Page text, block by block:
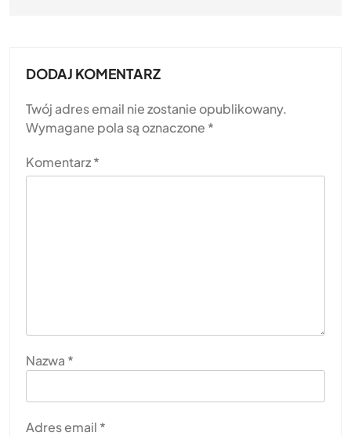
DODAJ KOMENTARZ
Twój adres email nie zostanie opublikowany.
Wymagane pola są oznaczone *
Komentarz*
Nazwa *
Adres email *